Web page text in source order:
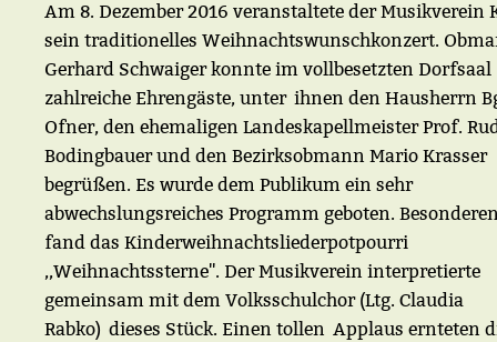
Am 8. Dezember 2016 veranstaltete der Musikverein
sein traditionelles Weihnachtswunschkonzert.
Gerhard Schwaiger konnte im vollbesetzten Dorfsaal
zahlreiche Ehrengäste, unter ihnen den Hausherrn
Ofner, den ehemaligen Landeskapellmeister Prof.
Bodingbauer und den Bezirksobmann Mario Krasser
begrüßen. Es wurde dem Publikum ein sehr
abwechslungsreiches Programm geboten.
fand das Kinderweihnachtsliederpotpourri
,,Weihnachtssterne''. Der Musikverein interpretierte
gemeinsam mit dem Volksschulchor (Ltg. Claudia
Rabko) dieses Stück. Einen tollen Applaus ernteten